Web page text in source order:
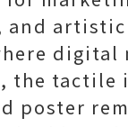
and
digital
the tactile
poster